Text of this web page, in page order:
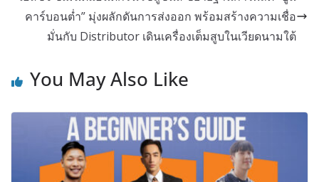
คาร์บอนต่ำ” มุ่งผลักดันการส่งออก พร้อมสร้างความเชื่อ
มั่นกับ Distributor เดินเครื่องเต็มสูบในเวียดนามใต้
You May Also Like